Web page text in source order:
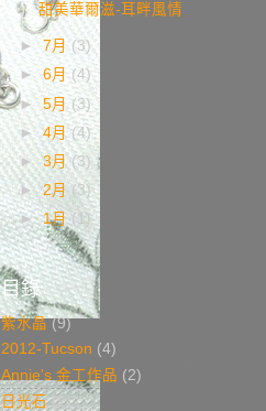
甜美華爾滋-耳畔風情
►7月 (3)
►6月 (4)
►5月 (3)
►4月(4)
►3月(3)
►2月 (3)
►1月(1)
目錄
紫水晶 (9)
2012-Tucson (4)
Annie's 金工作品 (2)
日光石 (2)